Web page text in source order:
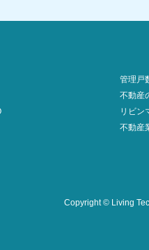
管理戸
不動産
リビン
不動産
Copyright © Living